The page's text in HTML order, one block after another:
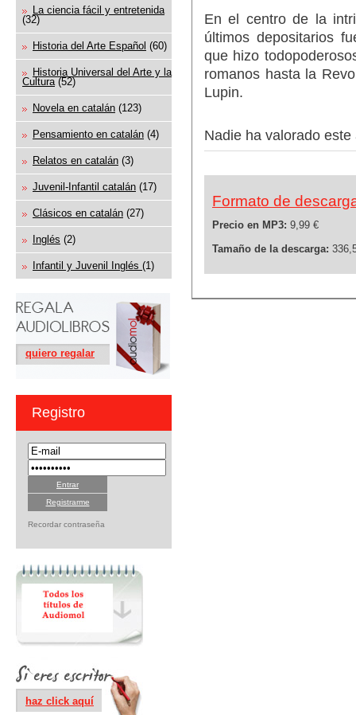
La ciencia fácil y entretenida
(32)
Historia del Arte Español (60)
Historia Universal del Arte y la
Cultura(52)
Novela en catalán (123)
Pensamiento en catalán (4)
Relatos en catalán (3)
Juvenil-Infantil catalán (17)
Clásicos en catalán (27)
Inglés (2)
Infantil y Juvenil Inglés (1)
quiero regalar
Registro
Registrarme
Recordar contraseña
haz click aquí
En el centro de la
últimos depositarios
que hizo
romanos hasta la
Lupin.
Nadie ha valorado
Formato de
Precio en MP3: 9,99 €
Tamaño de la descarga: